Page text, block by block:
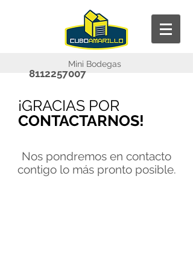
8112257007
Mini Bodegas
¡GRACIAS POR
CONTACTARNOS!
Nos pondremos en contacto
contigo lo más pronto posible.